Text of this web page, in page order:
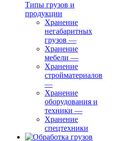
Типы грузов и
продукции
Хранение
негабаритных
грузов —
Хранение
мебели —
Хранение
стройматериалов
—
Хранение
оборудования и
техники —
Хранение
спецтехники